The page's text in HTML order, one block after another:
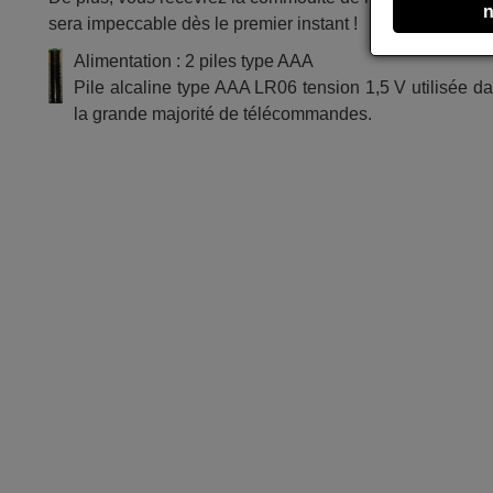
sera impeccable dès le premier instant !
Alimentation : 2 piles type AAA
Pile alcaline type AAA LR06 tension 1,5 V utilisée
la grande majorité de télécommandes.